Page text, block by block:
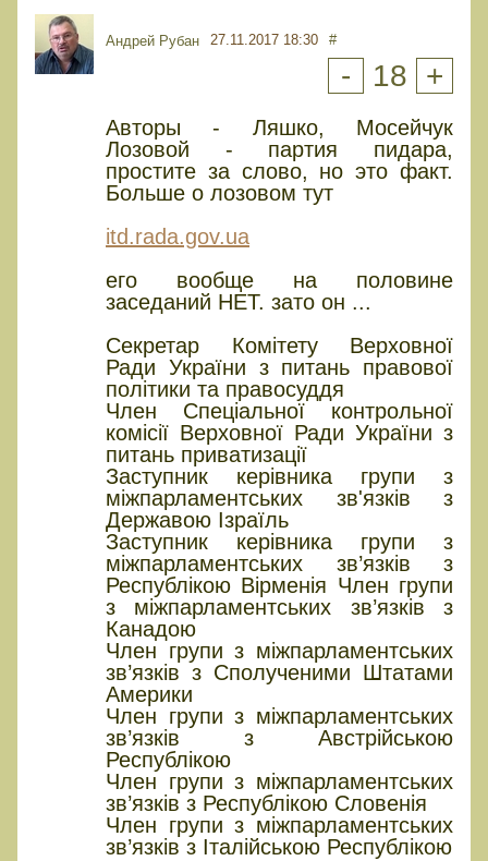
Андрей Рубан 27.11.2017 18:30 #
- 18 +
Авторы - Ляшко, Мосейчук
Лозовой - партия пидара,
простите за слово, но это факт.
Больше о лозовом тут
itd.rada.gov.ua
его вообще на половине
заседаний НЕТ. зато он ...
Секретар Комітету Верховної
Ради України з питань правової
політики та правосуддя
Член Спеціальної контрольної
комісії Верховної Ради України з
питань приватизації
Заступник керівника групи з
міжпарламентських зв'язків з
Державою Ізраїль
Заступник керівника групи з
міжпарламентських зв’язків з
Республікою Вірменія Член групи
з міжпарламентських зв’язків з
Канадою
Член групи з міжпарламентських
зв’язків з Сполученими Штатами
Америки
Член групи з міжпарламентських
зв’язків з Австрійською
Республікою
Член групи з міжпарламентських
зв’язків з Республікою Словенія
Член групи з міжпарламентських
зв’язків з Італійською Республікою